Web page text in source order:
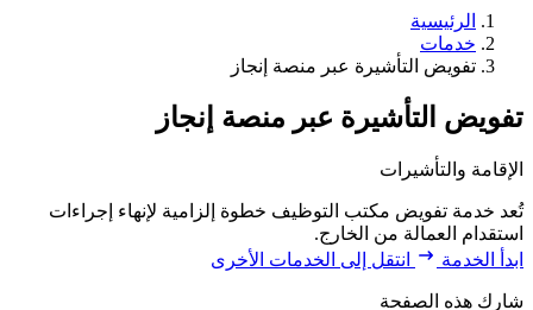
الرئيسية
خدمات
تفويض التأشيرة عبر منصة إنجاز
تفويض التأشيرة عبر منصة إنجاز
الإقامة والتأشيرات
تُعد خدمة تفويض مكتب التوظيف خطوة إلزامية لإنهاء إجراءات
استقدام العمالة من الخارج.
ابدأ الخدمة
انتقل إلى الخدمات الأخرى
شارك هذه الصفحة